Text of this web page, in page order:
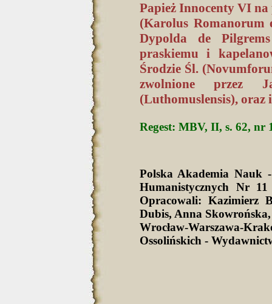
Papież Innocenty VI
(Karolus Romanorum
Dypolda de
praskiemu i
Środzie Śl.
zwolnione przez
(Luthomuslensis), oraz
Regest: MBV, II, s. 62, nr
Polska Akademia Nauk
Humanistycznych Nr
Opracowali: Kazimierz
Dubis, Anna
Wrocław-Warszawa-
Ossolińskich -